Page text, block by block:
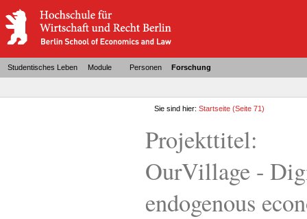
Studentisches Leben Module Personen Forschung
Sie sind hier:Startseite (Seite 71)
Projekttitel:
OurVillage -
endogenous